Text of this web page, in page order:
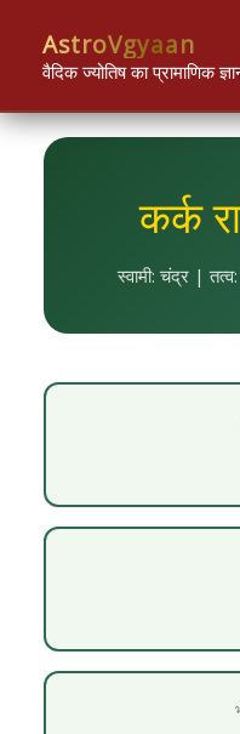
content
AstroVgyaan
वैदिक ज्योतिष का प्रामाणिक
कर्क
स्वामी: चंद्र |